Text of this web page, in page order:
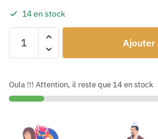
14 en stock
Ajouter
Oula !!! Attention, il reste que 14 en stock